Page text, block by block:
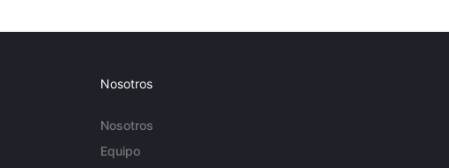
Nosotros
Nosotros
Equipo